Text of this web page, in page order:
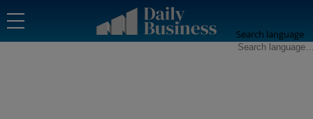
Search language